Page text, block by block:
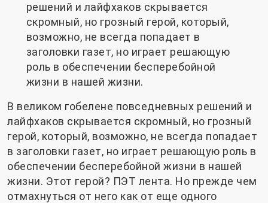
решений и лайфхаков скрывается
скромный, но грозный герой, который,
возможно, не всегда попадает в
заголовки газет, но играет решающую
роль в обеспечении бесперебойной
жизни в нашей жизни.
В великом гобелене повседневных решений и
лайфхаков скрывается скромный, но грозный
герой, который, возможно, не всегда попадает
в заголовки газет, но играет решающую роль в
обеспечении бесперебойной жизни в нашей
жизни. Этот герой? ПЭТ лента. Но прежде чем
отмахнуться от него как от еще одного